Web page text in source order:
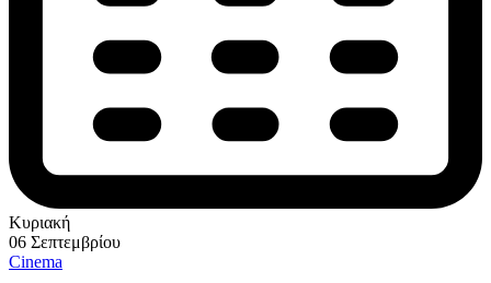
Κυριακή
06 Σεπτεμβρίου
Cinema